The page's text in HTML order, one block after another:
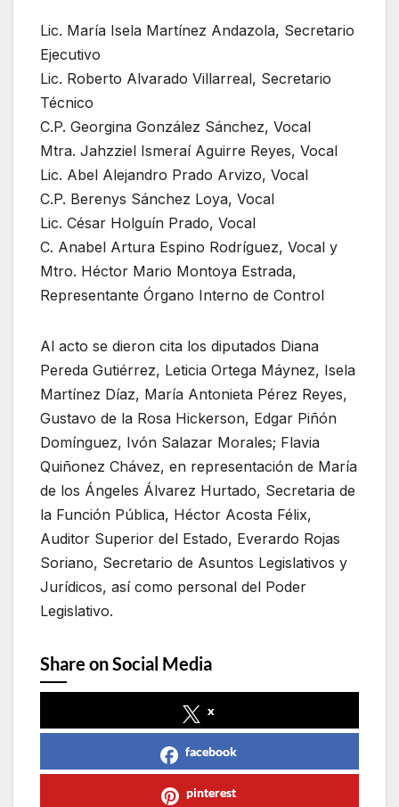
Lic. María Isela Martínez Andazola, Secretario
Ejecutivo
Lic. Roberto Alvarado Villarreal, Secretario
Técnico
C.P. Georgina González Sánchez, Vocal
Mtra. Jahzziel Ismeraí Aguirre Reyes, Vocal
Lic. Abel Alejandro Prado Arvizo, Vocal
C.P. Berenys Sánchez Loya, Vocal
Lic. César Holguín Prado, Vocal
C. Anabel Artura Espino Rodríguez, Vocal y
Mtro. Héctor Mario Montoya Estrada,
Representante Órgano Interno de Control
Al acto se dieron cita los diputados Diana
Pereda Gutiérrez, Leticia Ortega Máynez, Isela
Martínez Díaz, María Antonieta Pérez Reyes,
Gustavo de la Rosa Hickerson, Edgar Piñón
Domínguez, Ivón Salazar Morales; Flavia
Quiñonez Chávez, en representación de María
de los Ángeles Álvarez Hurtado, Secretaria de
la Función Pública, Héctor Acosta Félix,
Auditor Superior del Estado, Everardo Rojas
Soriano, Secretario de Asuntos Legislativos y
Jurídicos, así como personal del Poder
Legislativo.
Share on Social Media
x
facebook
pinterest